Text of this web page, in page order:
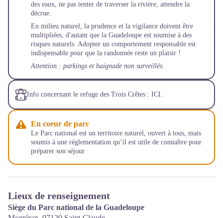
des eaux, ne pas tenter de traverser la rivière, attendre la
décrue.
En milieu naturel, la prudence et la vigilance doivent être
multipliées, d'autant que la Guadeloupe est soumise à des
risques naturels. Adopter un comportement responsable est
indispensable pour que la randonnée reste un plaisir !
Attention : parkings et baignade non surveillés.
Info concernant le refuge des Trois Crêtes : ICI.
En coeur de parc
Le Parc national est un territoire naturel, ouvert à tous, mais
soumis à une réglementation qu’il est utile de connaître pour
préparer son séjour
Lieux de renseignement
Siège du Parc national de la Guadeloupe